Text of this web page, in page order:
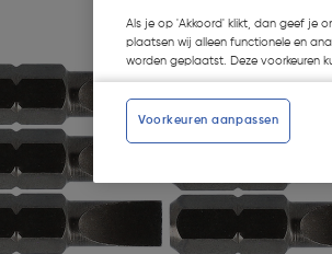
Als je op 'Akkoord' klikt, dan geef je
plaatsen wij alleen functionele en
worden geplaatst. Deze voorkeuren
Voorkeuren aanpassen